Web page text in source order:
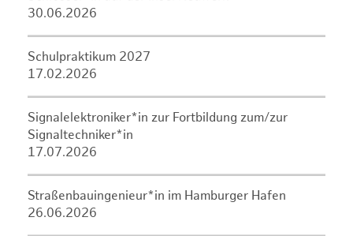
30.06.2026
Schulpraktikum 2027
17.02.2026
Signalelektroniker*in zur Fortbildung zum/zur
Signaltechniker*in
17.07.2026
Straßenbauingenieur*in im Hamburger Hafen
26.06.2026